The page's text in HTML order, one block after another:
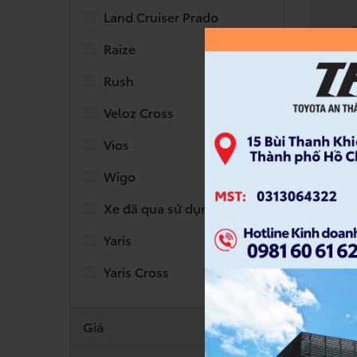
Land Cruiser Prado
Raize
Rush
Veloz Cross
Vios
Wigo
Xe đã qua sử dụng
Yaris
Yaris Cross
Giá
Giá
Số tự
Động
Gói